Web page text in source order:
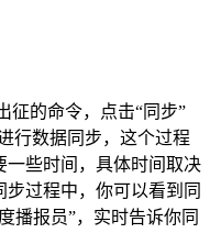
征的命令，点击“同步”
行数据同步，这个过程
一些时间，具体时间取决
过程中，你可以看到同
播报员”，实时告诉你同